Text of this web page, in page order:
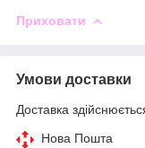
Приховати
Умови доставки
Доставка
Нова Пошта